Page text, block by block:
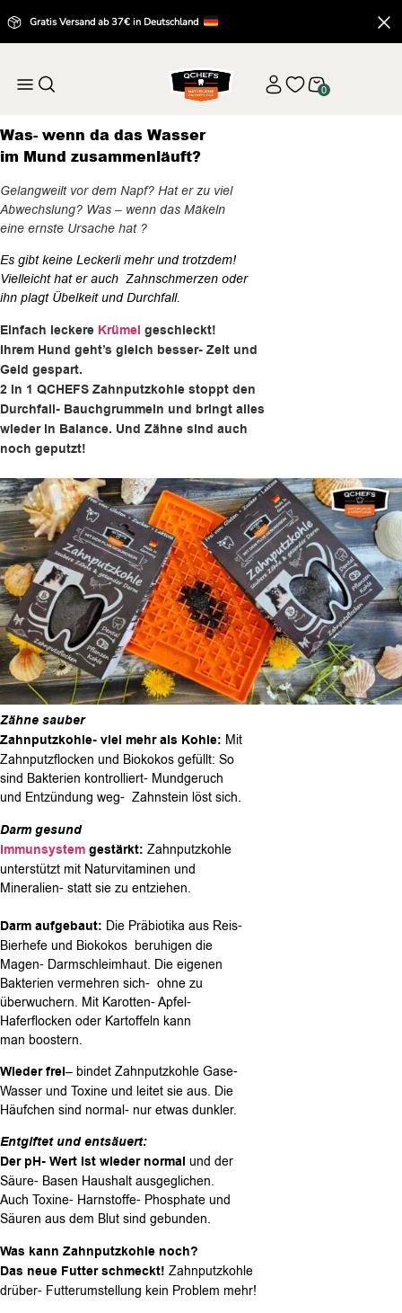
Gratis Versand ab 37€ in Deutschland
0
Was- wenn da das Wasser
im Mund zusammenläuft?
Gelangweilt vor dem Napf? Hat er zu viel
Abwechslung? Was – wenn das Mäkeln
eine ernste Ursache hat ?
Es gibt keine Leckerli mehr und trotzdem!
Vielleicht hat er auch Zahnschmerzen oder
ihn plagt Übelkeit und Durchfall.
Einfach leckere Krümel geschleckt!
Ihrem Hund geht’s gleich besser- Zeit und
Geld gespart.
2 in 1 QCHEFS Zahnputzkohle stoppt den
Durchfall- Bauchgrummeln und bringt alles
wieder in Balance. Und Zähne sind auch
noch geputzt!
Zähne sauber
Zahnputzkohle- viel mehr als Kohle: Mit
Zahnputzflocken und Biokokos gefüllt: So
sind Bakterien kontrolliert- Mundgeruch
und Entzündung weg- Zahnstein löst sich.
Darm gesund
Immunsystem gestärkt: Zahnputzkohle
unterstützt mit Naturvitaminen und
Mineralien- statt sie zu entziehen.
Darm aufgebaut: Die Präbiotika aus Reis-
Bierhefe und Biokokos beruhigen die
Magen- Darmschleimhaut. Die eigenen
Bakterien vermehren sich- ohne zu
überwuchern. Mit Karotten- Apfel-
Haferflocken oder Kartoffeln kann
man boostern.
Wieder frei– bindet Zahnputzkohle Gase-
Wasser und Toxine und leitet sie aus. Die
Häufchen sind normal- nur etwas dunkler.
Entgiftet und entsäuert:
Der pH- Wert ist wieder normal und der
Säure- Basen Haushalt ausgeglichen.
Auch Toxine- Harnstoffe- Phosphate und
Säuren aus dem Blut sind gebunden.
Was kann Zahnputzkohle noch?
Das neue Futter schmeckt! Zahnputzkohle
drüber- Futterumstellung kein Problem mehr!